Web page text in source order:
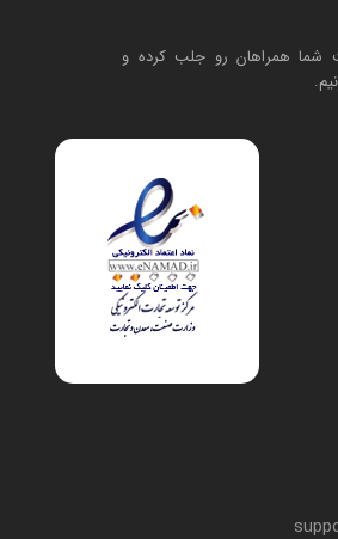
شما همراهان رو جلب کرده و